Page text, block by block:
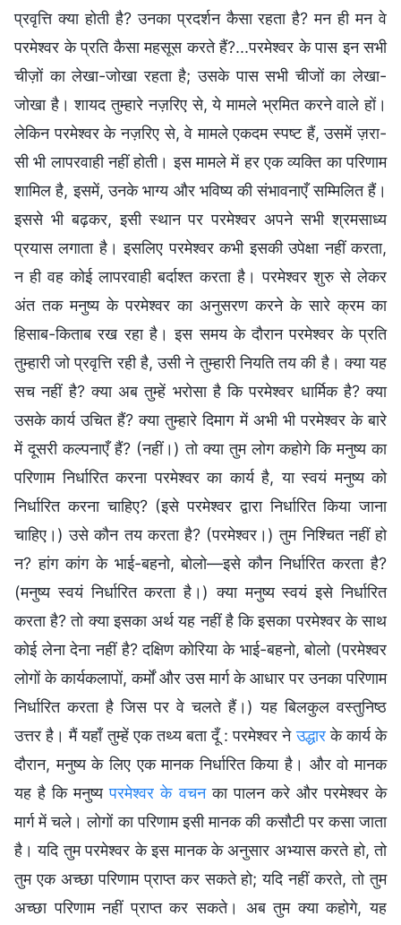
प्रवृत्ति क्या होती है? उनका प्रदर्शन कैसा रहता है? मन ही मन वे
परमेश्वर के प्रति कैसा महसूस करते हैं?...परमेश्वर के पास इन सभी
चीज़ों का लेखा-जोखा रहता है; उसके पास सभी चीजों का लेखा-
जोखा है। शायद तुम्हारे नज़रिए से, ये मामले भ्रमित करने वाले हों।
लेकिन परमेश्वर के नज़रिए से, वे मामले एकदम स्पष्ट हैं, उसमें ज़रा-
सी भी लापरवाही नहीं होती। इस मामले में हर एक व्यक्ति का परिणाम
शामिल है, इसमें, उनके भाग्य और भविष्य की संभावनाएँ सम्मिलित हैं।
इससे भी बढ़कर, इसी स्थान पर परमेश्वर अपने सभी श्रमसाध्य
प्रयास लगाता है। इसलिए परमेश्वर कभी इसकी उपेक्षा नहीं करता,
न ही वह कोई लापरवाही बर्दाश्त करता है। परमेश्वर शुरु से लेकर
अंत तक मनुष्य के परमेश्वर का अनुसरण करने के सारे क्रम का
हिसाब-किताब रख रहा है। इस समय के दौरान परमेश्वर के प्रति
तुम्हारी जो प्रवृत्ति रही है, उसी ने तुम्हारी नियति तय की है। क्या यह
सच नहीं है? क्या अब तुम्हें भरोसा है कि परमेश्वर धार्मिक है? क्या
उसके कार्य उचित हैं? क्या तुम्हारे दिमाग में अभी भी परमेश्वर के बारे
में दूसरी कल्पनाएँ हैं? (नहीं।) तो क्या तुम लोग कहोगे कि मनुष्य का
परिणाम निर्धारित करना परमेश्वर का कार्य है, या स्वयं मनुष्य को
निर्धारित करना चाहिए? (इसे परमेश्वर द्वारा निर्धारित किया जाना
चाहिए।) उसे कौन तय करता है? (परमेश्वर।) तुम निश्चित नहीं हो
न? हांग कांग के भाई-बहनो, बोलो—इसे कौन निर्धारित करता है?
(मनुष्य स्वयं निर्धारित करता है।) क्या मनुष्य स्वयं इसे निर्धारित
करता है? तो क्या इसका अर्थ यह नहीं है कि इसका परमेश्वर के साथ
कोई लेना देना नहीं है? दक्षिण कोरिया के भाई-बहनो, बोलो (परमेश्वर
लोगों के कार्यकलापों, कर्मों और उस मार्ग के आधार पर उनका परिणाम
निर्धारित करता है जिस पर वे चलते हैं।) यह बिलकुल वस्तुनिष्ठ
उत्तर है। मैं यहाँ तुम्हें एक तथ्य बता दूँ : परमेश्वर नेउद्धारके कार्य के
दौरान, मनुष्य के लिए एक मानक निर्धारित किया है। और वो मानक
यह है कि मनुष्यपरमेश्वर के वचनका पालन करे और परमेश्वर के
मार्ग में चले। लोगों का परिणाम इसी मानक की कसौटी पर कसा जाता
है। यदि तुम परमेश्वर के इस मानक के अनुसार अभ्यास करते हो, तो
तुम एक अच्छा परिणाम प्राप्त कर सकते हो; यदि नहीं करते, तो तुम
अच्छा परिणाम नहीं प्राप्त कर सकते। अब तुम क्या कहोगे, यह